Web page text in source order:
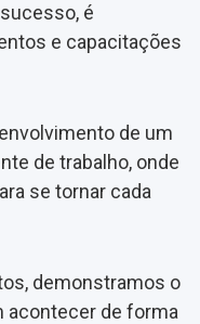
é
e capacitações
de um
de trabalho, onde
se tornar cada
demonstramos o
acontecer de forma